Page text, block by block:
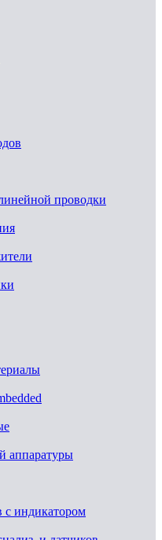
проводки
аппаратуры
с индикатором